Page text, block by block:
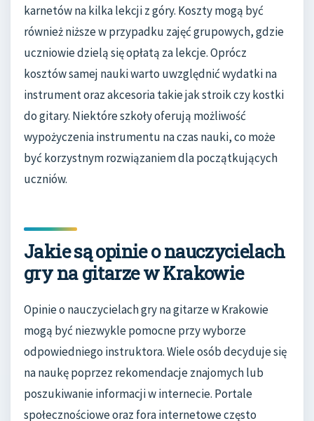
karnetów na kilka lekcji z góry. Koszty mogą być
również niższe w przypadku zajęć grupowych, gdzie
uczniowie dzielą się opłatą za lekcje. Oprócz
kosztów samej nauki warto uwzględnić wydatki na
instrument oraz akcesoria takie jak stroik czy kostki
do gitary. Niektóre szkoły oferują możliwość
wypożyczenia instrumentu na czas nauki, co może
być korzystnym rozwiązaniem dla początkujących
uczniów.
Jakie są opinie o nauczycielach
gry na gitarze w Krakowie
Opinie o nauczycielach gry na gitarze w Krakowie
mogą być niezwykle pomocne przy wyborze
odpowiedniego instruktora. Wiele osób decyduje się
na naukę poprzez rekomendacje znajomych lub
poszukiwanie informacji w internecie. Portale
społecznościowe oraz fora internetowe często